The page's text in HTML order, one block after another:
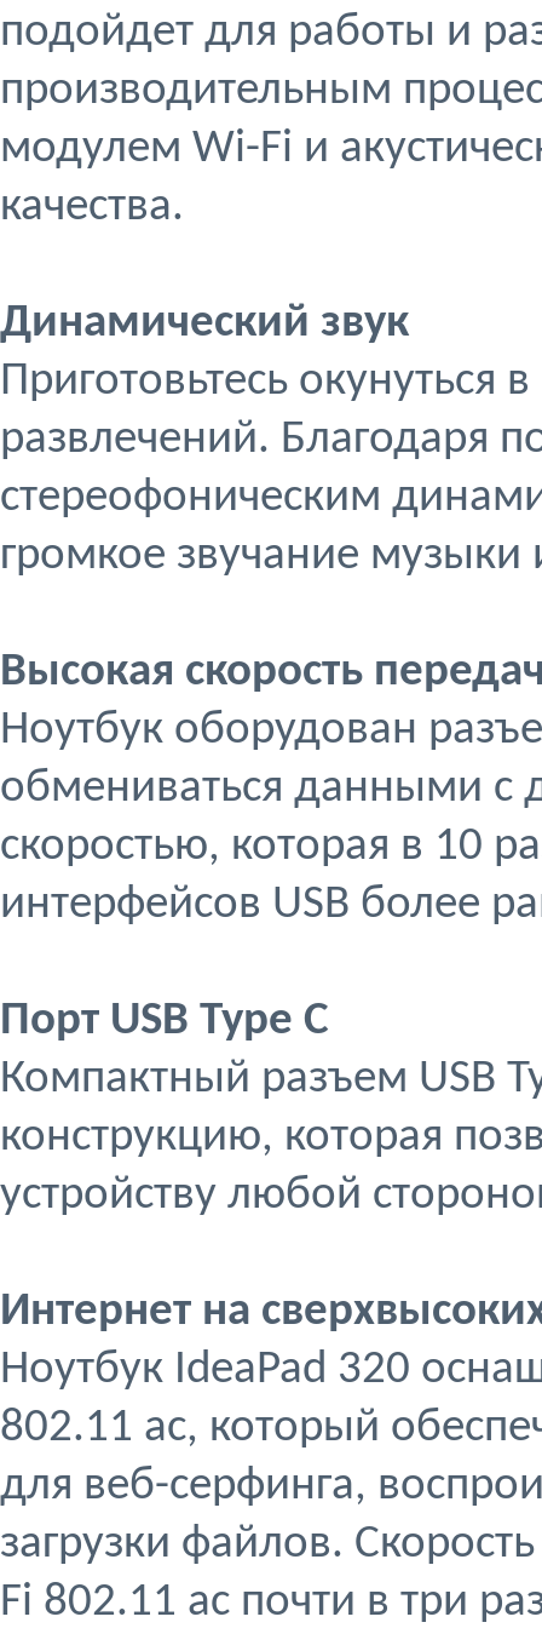
подойдет для работы и
производительным
модулем Wi-Fi и
качества.
Динамический звук
Приготовьтесь
развлечений. Благодаря
стереофоническим
громкое звучание
Высокая скорость
Ноутбук оборудован
обмениваться данными с
скоростью, которая в 10
интерфейсов USB более
Порт USB Type C
Компактный разъем USB
конструкцию, которая
устройству любой
Интернет на
Ноутбук IdeaPad 320
802.11 ac, который
для веб-серфинга,
загрузки файлов.
Fi 802.11 ac почти в три